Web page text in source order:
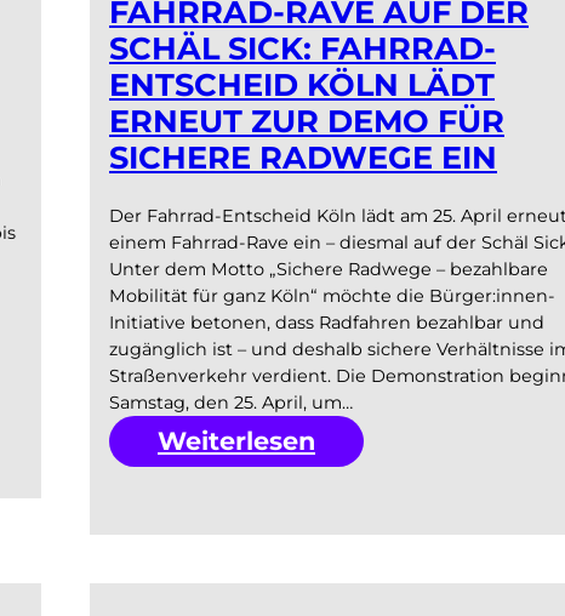
FAHRRAD-RAVE AUF DER
SCHÄL SICK: FAHRRAD-
ENTSCHEID KÖLN LÄDT
ERNEUT ZUR DEMO FÜR
SICHERE RADWEGE EIN
Der Fahrrad-Entscheid Köln lädt am 25. April
einem Fahrrad-Rave ein – diesmal auf der Schäl
Unter dem Motto „Sichere Radwege – bezahlbare
Mobilität für ganz Köln“ möchte die Bürger:innen-
Initiative betonen, dass Radfahren bezahlbar und
zugänglich ist – und deshalb sichere Verhältnisse
Straßenverkehr verdient. Die Demonstration
Samstag, den 25. April, um…
Weiterlesen